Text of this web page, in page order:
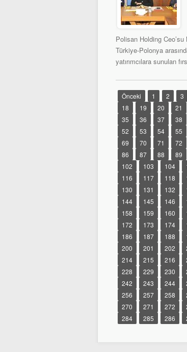
Polisan Holding
Türkiye-Polonya
yatırımcılara sunulan
Önceki 1 2 3
18
19 20 21
35
36 37 38
52
53 54 55
69
70 71 72
86
87 88 89
102
103 104
116
117 118
130
131 132
144
145 146
158
159 160
172
173 174
186
187 188
200
201 202
214
215 216
228
229 230
242
243 244
256
257 258
270
271 272
284
285 286